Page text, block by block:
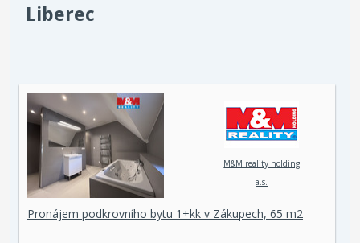
Liberec
M&M reality holding
a.s.
Pronájem podkrovního bytu 1+kk v Zákupech, 65 m2